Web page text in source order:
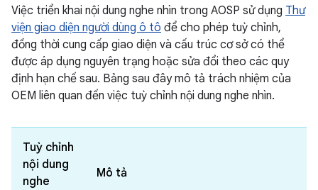
Việc triển khai nội dung nghe nhìn trong AOSP sử dụng Thư
viện giao diện người dùng ô tô để cho phép tuỳ chỉnh,
đồng thời cung cấp giao diện và cấu trúc cơ sở có thể
được áp dụng nguyên trạng hoặc sửa đổi theo các quy
định hạn chế sau. Bảng sau đây mô tả trách nhiệm của
OEM liên quan đến việc tuỳ chỉnh nội dung nghe nhìn.
Tuỳ chỉnh
nội dung
nghe
Mô tả